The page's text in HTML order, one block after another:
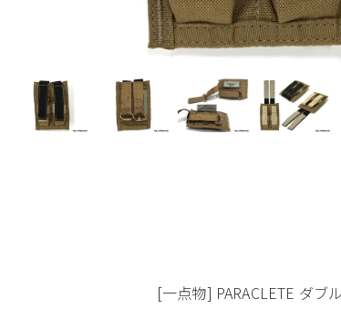
[一点物] PARACLETE ダブ